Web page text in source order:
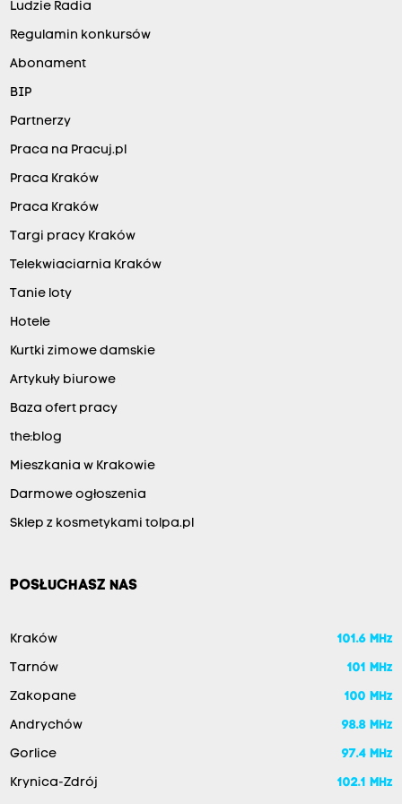
Ludzie Radia
Regulamin konkursów
Abonament
BIP
Partnerzy
Praca na Pracuj.pl
Praca Kraków
Praca Kraków
Targi pracy Kraków
Telekwiaciarnia Kraków
Tanie loty
Hotele
Kurtki zimowe damskie
Artykuły biurowe
Baza ofert pracy
the:blog
Mieszkania w Krakowie
Darmowe ogłoszenia
Sklep z kosmetykami tolpa.pl
POSŁUCHASZ NAS
Kraków 101.6 MHz
Tarnów 101 MHz
Zakopane 100 MHz
Andrychów 98.8 MHz
Gorlice 97.4 MHz
Krynica-Zdrój 102.1 MHz